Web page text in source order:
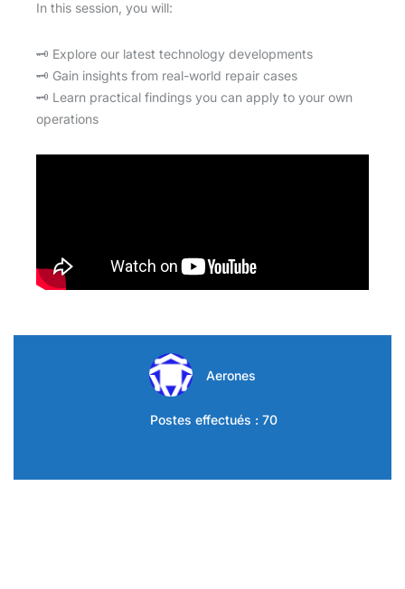
In this session, you will:
🗝️ Explore our latest technology developments
🗝️ Gain insights from real-world repair cases
🗝️ Learn practical findings you can apply to your own
operations
Aerones
Postes effectués : 70